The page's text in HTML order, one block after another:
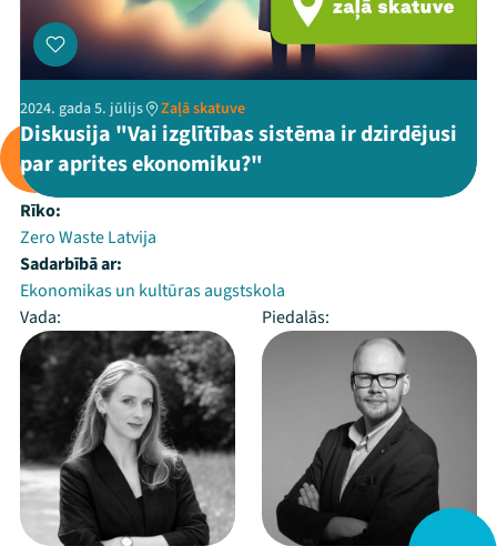
2024. gada 5. jūlijs Zaļā skatuve
Diskusija "Vai izglītības sistēma ir dzirdējusi
par aprites ekonomiku?"
Rīko:
Zero Waste Latvija
Sadarbībā ar:
Ekonomikas un kultūras augstskola
Vada:
Piedalās: